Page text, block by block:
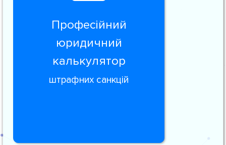
Професійний
юридичний
калькулятор
штрафних санкцій